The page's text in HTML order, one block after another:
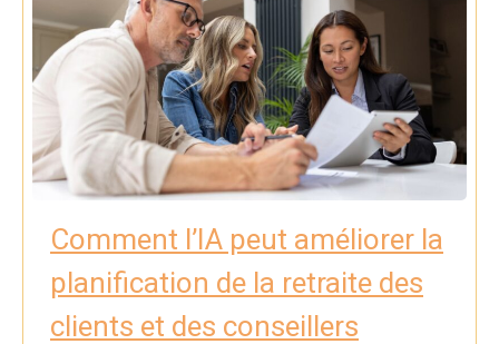
Comment l’IA peut améliorer la
planification de la retraite des
clients et des conseillers